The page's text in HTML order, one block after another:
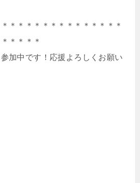
＊＊＊＊＊＊＊＊＊＊＊＊＊＊
＊＊＊＊
加中です！応援よろしくお願い